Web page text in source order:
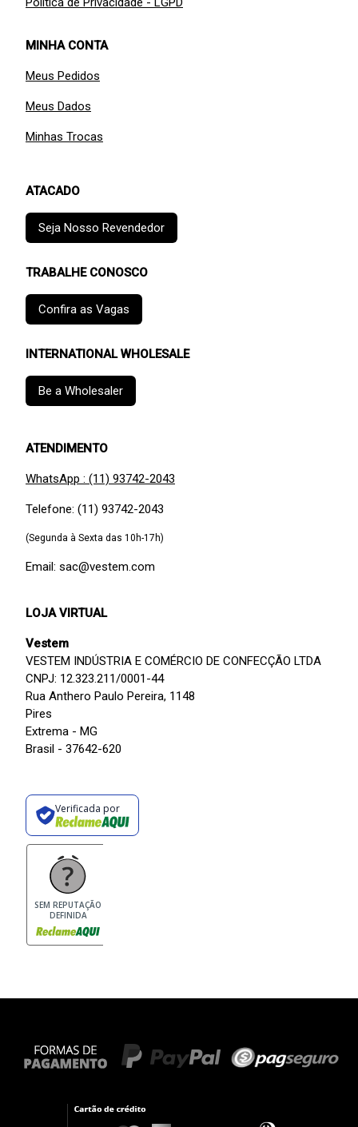
MINHA CONTA
Meus Pedidos
Meus Dados
Minhas Trocas
ATACADO
Seja Nosso Revendedor
TRABALHE CONOSCO
Confira as Vagas
INTERNATIONAL WHOLESALE
Be a Wholesaler
ATENDIMENTO
WhatsApp : (11) 93742-2043
Telefone: (11) 93742-2043
(Segunda à Sexta das 10h-17h)
Email: sac@vestem.com
LOJA VIRTUAL
Vestem
VESTEM INDÚSTRIA E COMÉRCIO DE CONFECÇÃO LTDA
CNPJ: 12.323.211/0001-44
Rua Anthero Paulo Pereira, 1148
Pires
Extrema - MG
Brasil - 37642-620
Verificada por
SEM REPUTAÇÃO
DEFINIDA